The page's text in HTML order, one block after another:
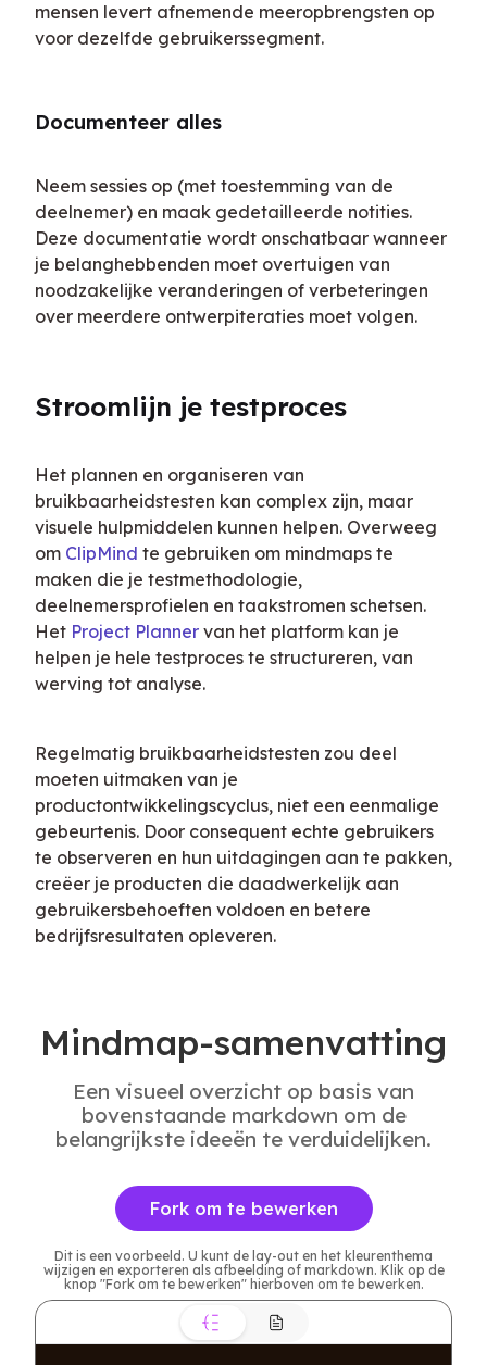
mensen levert afnemende meeropbrengsten op
voor dezelfde gebruikerssegment.
Documenteer alles
Neem sessies op (met toestemming van de
deelnemer) en maak gedetailleerde notities.
Deze documentatie wordt onschatbaar wanneer
je belanghebbenden moet overtuigen van
noodzakelijke veranderingen of verbeteringen
over meerdere ontwerpiteraties moet volgen.
Stroomlijn je testproces
Het plannen en organiseren van
bruikbaarheidstesten kan complex zijn, maar
visuele hulpmiddelen kunnen helpen. Overweeg
om ClipMind te gebruiken om mindmaps te
maken die je testmethodologie,
deelnemersprofielen en taakstromen schetsen.
Het Project Planner van het platform kan je
helpen je hele testproces te structureren, van
werving tot analyse.
Regelmatig bruikbaarheidstesten zou deel
moeten uitmaken van je
productontwikkelingscyclus, niet een eenmalige
gebeurtenis. Door consequent echte gebruikers
te observeren en hun uitdagingen aan te pakken,
creëer je producten die daadwerkelijk aan
gebruikersbehoeften voldoen en betere
bedrijfsresultaten opleveren.
Mindmap-samenvatting
Een visueel overzicht op basis van
bovenstaande markdown om de
belangrijkste ideeën te verduidelijken.
Fork om te bewerken
Dit is een voorbeeld. U kunt de lay-out en het kleurenthema
wijzigen en exporteren als afbeelding of markdown. Klik op de
knop "Fork om te bewerken" hierboven om te bewerken.